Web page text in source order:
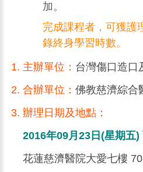
加。
完成課程者，可獲護
錄終身學習時數。
主辦單位： 台灣傷口造口
合辦單位： 佛教慈濟綜合
辦理日期及地點：
2016年09月23日(星期五
花蓮慈濟醫院大愛七樓